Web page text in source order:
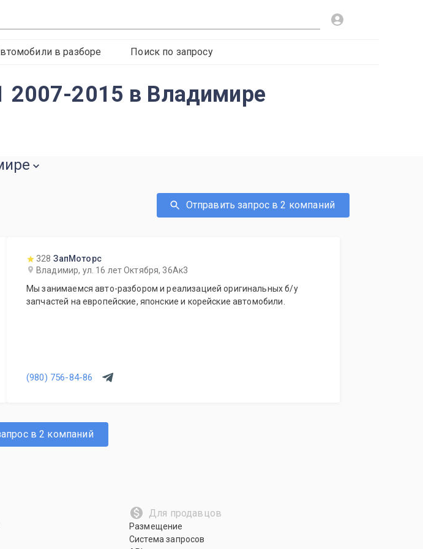
в разборе Поиск по запросу
2007-2015 в Владимире
Отправить запрос в 2 компаний
328 ЗапМоторс
Владимир, ул. 16 лет Октября, 36Ак3
Мы занимаемся авто-разбором и реализацией оригинальных б/у
запчастей на европейские, японские и корейские автомобили.
(980) 756-84-86
в 2 компаний
Для продавцов
Размещение
Система запросов